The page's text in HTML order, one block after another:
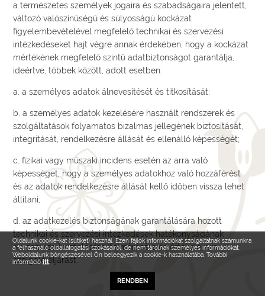
a természetes személyek jogaira és szabadságaira jelentett,
változó valószínűségű és súlyosságú kockázat
figyelembevételével megfelelő technikai és szervezési
intézkedéseket hajt végre annak érdekében, hogy a kockázat
mértékének megfelelő szintű adatbiztonságot garantálja,
ideértve, többek között, adott esetben:
a. a személyes adatok álnevesítését és titkosítását;
b. a személyes adatok kezelésére használt rendszerek és
szolgáltatások folyamatos bizalmas jellegének biztosítását,
integritását, rendelkezésre állását és ellenálló képességét;
c. fizikai vagy műszaki incidens esetén az arra való
képességet, hogy a személyes adatokhoz való hozzáférést
és az adatok rendelkezésre állását kellő időben vissza lehet
állítani;
d. az adatkezelés biztonságának garantálására hozott
technikai és szervezési intézkedések hatékonyságának
rendszeres tesztelésére, felmérésére és értékelésére
szolgáló eljárást.
Oldalunk cookie-kat (sütiket) használ. Ezen fájlok információkat szolgáltatnak számunkra
a felhasználó oldallátogatási szokásairól, de nem tárolnak személyes információkat.
Weboldalunk böngészésével Ön beleegyezik a cookie-k használatába. További
információitt.
RENDBEN